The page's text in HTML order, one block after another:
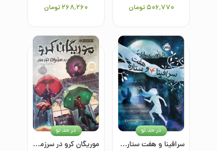
۵۰۶٬۷۷۰تومان ۲۶۸٬۲۶۰تومان
سرافینا و هفت ستاره/4
در حد نو
موریگان کرو در سرزمین نور مور
در حد نو